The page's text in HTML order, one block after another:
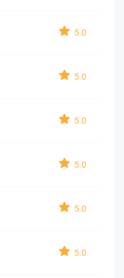
5.0
5.0
5.0
5.0
5.0
5.0